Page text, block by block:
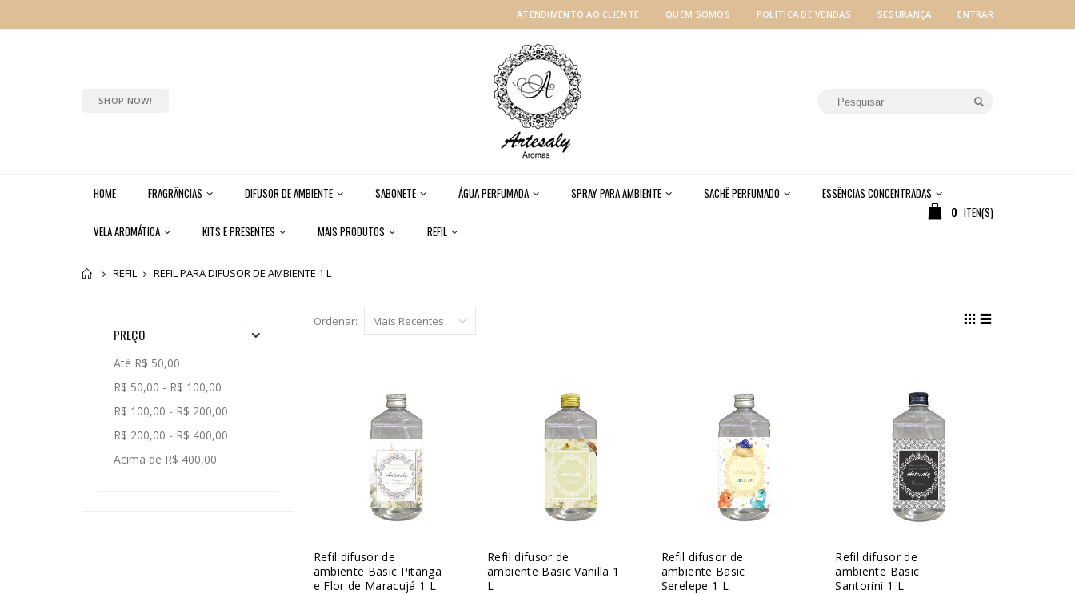
ATENDIMENTO AO CLIENTE QUEM SOMOS POLÍTICA DE VENDAS SEGURANÇA ENTRAR
SHOP NOW!
HOME FRAGRÂNCIAS DIFUSOR DE AMBIENTE SABONETE ÁGUA PERFUMADA SPRAY PARA AMBIENTE SACHÊ PERFUMADO ESSÊNCIAS CONCENTRADAS
VELA AROMÁTICA KITS E PRESENTES MAIS PRODUTOS REFIL
0 ITEN(S)
Home
REFIL REFIL PARA DIFUSOR DE AMBIENTE 1 L
PREÇO
Até R$ 50,00
R$ 50,00 - R$ 100,00
R$ 100,00 - R$ 200,00
R$ 200,00 - R$ 400,00
Acima de R$ 400,00
Ordenar:
Refil difusor de
ambiente Basic Pitanga
e Flor de Maracujá 1 L
Refil difusor de
ambiente Basic Vanilla 1
L
Refil difusor de
ambiente Basic
Serelepe 1 L
Refil difusor de
ambiente Basic
Santorini 1 L